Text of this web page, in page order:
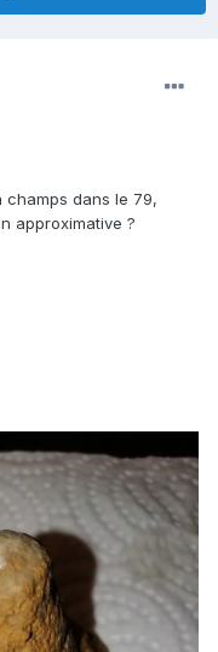
dans le 79,
approximative ?